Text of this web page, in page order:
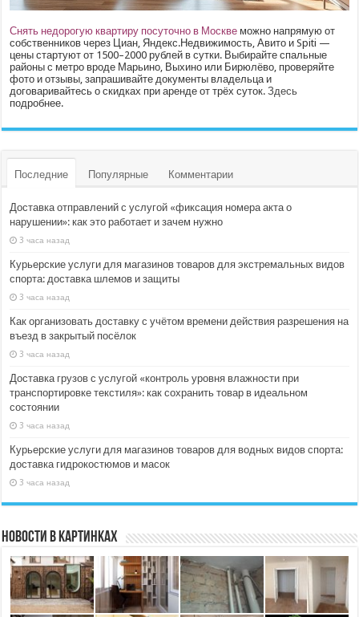
Снять недорогую квартиру посуточно в Москве можно напрямую от
собственников через Циан, Яндекс.Недвижимость, Авито и Spiti —
цены стартуют от 1500–2000 рублей в сутки. Выбирайте спальные
районы с метро вроде Марьино, Выхино или Бирюлёво, проверяйте
фото и отзывы, запрашивайте документы владельца и
договаривайтесь о скидках при аренде от трёх суток.Здесь
подробнее.
Последние Популярные Комментарии
Доставка отправлений с услугой «фиксация номера акта о
нарушении»: как это работает и зачем нужно
3 часа назад
Курьерские услуги для магазинов товаров для экстремальных видов
спорта: доставка шлемов и защиты
3 часа назад
Как организовать доставку с учётом времени действия разрешения на
въезд в закрытый посёлок
3 часа назад
Доставка грузов с услугой «контроль уровня влажности при
транспортировке текстиля»: как сохранить товар в идеальном
состоянии
3 часа назад
Курьерские услуги для магазинов товаров для водных видов спорта:
доставка гидрокостюмов и масок
3 часа назад
Новости в картинках